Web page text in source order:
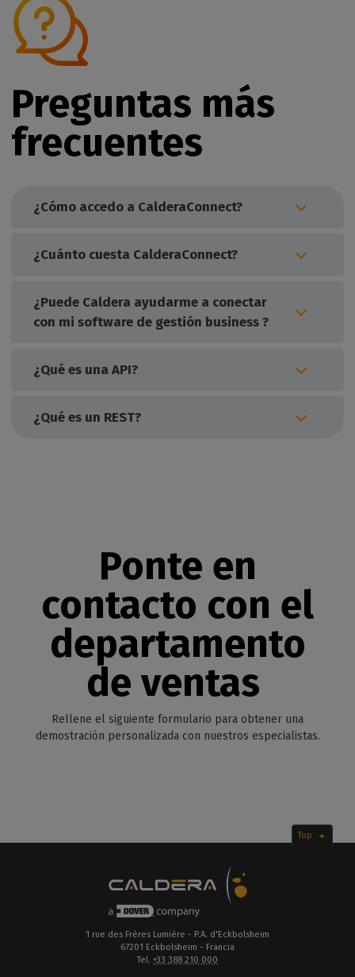
Preguntas más
frecuentes
¿Cómo accedo a CalderaConnect?
¿Cuánto cuesta CalderaConnect?
¿Puede Caldera ayudarme a conectar
con mi software de gestión business ?
¿Qué es una API?
¿Qué es un REST?
Ponte en
contacto con el
departamento
de ventas
Rellene el siguiente formulario para obtener una
demostración personalizada con nuestros especialistas.
Top
1 rue des Frères Lumière - P.A. d'Eckbolsheim
67201 Eckbolsheim - Francia
Tel. +33 388 210 000